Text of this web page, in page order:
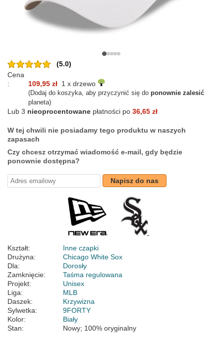
(5.0)
Cena
:
109,95 zł 1 x drzewo
(Dodaj do koszyka, aby przyczynić się do ponownie zalesić
planeta)
Lub 3 nieoprocentowane płatności po 36,65 zł
W tej chwili nie posiadamy tego produktu w naszych
zapasach
Czy chcesz otrzymać wiadomość e-mail, gdy będzie
ponownie dostępna?
Napisz do nas
Kształt:
Inne czapki
Drużyna:
Chicago White Sox
Dla:
Dorosły
Zamknięcie:
Taśma regulowana
Projekt:
Unisex
Liga:
MLB
Daszek:
Krzywizna
Sylwetka:
9FORTY
Kolor:
Biały
Stan:
Nowy; 100% oryginalny